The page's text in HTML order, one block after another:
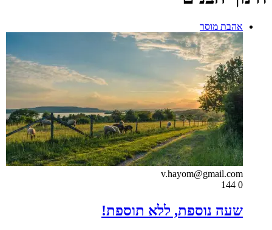
אהבת מוסר
v.hayom@gmail.com
0
שעה נוספת, ללא תוספת!